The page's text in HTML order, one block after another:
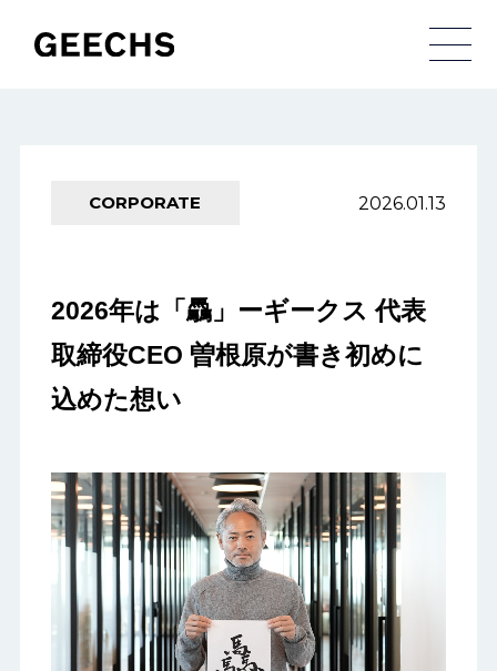
CORPORATE 2026.01.13
2026年は「驫」ーギークス 代表
取締役CEO 曽根原が書き初めに
込めた想い